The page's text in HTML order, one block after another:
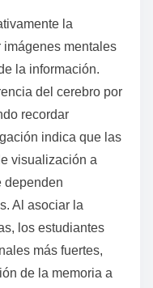
la
imágenes mentales
la información.
del cerebro por
recordar
indica que las
visualización a
dependen
Al asociar la
los estudiantes
más fuertes,
de la memoria a